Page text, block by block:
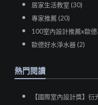
居家生活教室 (30)
專家推薦 (20)
100室內設計推薦x歐
歐德好水淨水器 (2)
熱門閱讀
【國際室內設計獎】